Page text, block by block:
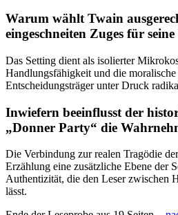
Warum wählt Twain
eingeschneiten Zuges für
Das Setting dient als isolierter
Handlungsfähigkeit und die
Entscheidungsträger unter Druck
Inwiefern beeinflusst der
„Donner Party“ die
Die Verbindung zur realen Tragödie
Erzählung eine zusätzliche Ebene der
Authentizität, die den Leser zwischen
lässt.